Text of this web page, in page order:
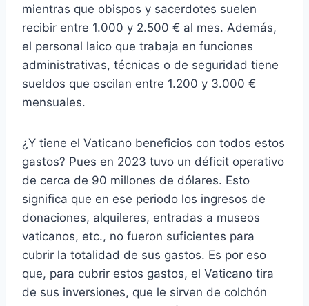
mientras que obispos y sacerdotes suelen
recibir entre 1.000 y 2.500 € al mes. Además,
el personal laico que trabaja en funciones
administrativas, técnicas o de seguridad tiene
sueldos que oscilan entre 1.200 y 3.000 €
mensuales.
¿Y tiene el Vaticano beneficios con todos estos
gastos? Pues en 2023 tuvo un déficit operativo
de cerca de 90 millones de dólares. Esto
significa que en ese periodo los ingresos de
donaciones, alquileres, entradas a museos
vaticanos, etc., no fueron suficientes para
cubrir la totalidad de sus gastos. Es por eso
que, para cubrir estos gastos, el Vaticano tira
de sus inversiones, que le sirven de colchón